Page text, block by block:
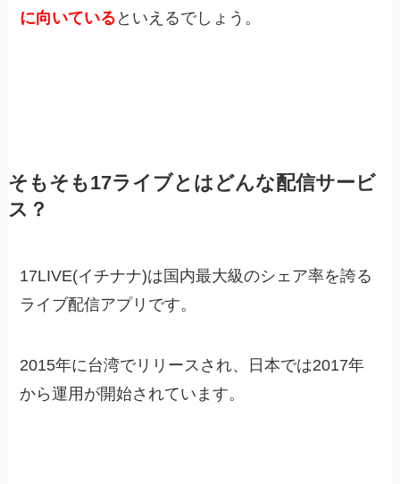
に向いている といえるでしょう。
そもそも17ライブとはどんな配信サービ
ス？
17LIVE(イチナナ)は国内最大級のシェア率を誇る
ライブ配信アプリです。
2015年に台湾でリリースされ、日本では2017年
から運用が開始されています。